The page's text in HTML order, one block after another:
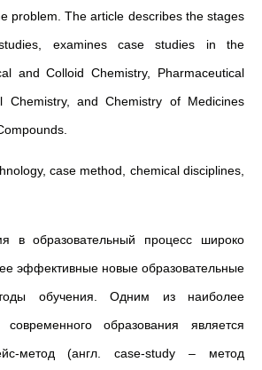
problem. The article describes the stages
examines case studies in the
and Colloid Chemistry, Pharmaceutical
Chemistry, and Chemistry of Medicines
case method, chemical disciplines,
в образовательный процесс широко
эффективные новые образовательные
обучения. Одним из наиболее
образования является
метод (англ. сase-study – метод